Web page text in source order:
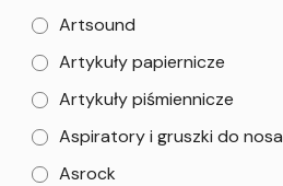
Artsound
Artykuły papiernicze
Artykuły piśmiennicze
Aspiratory i gruszki do nosa
Asrock